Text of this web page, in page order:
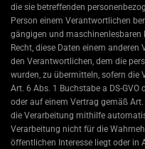
die sie betreffenden
Person einem Verantwortlichen
gängigen und
Recht, diese Daten einem
den Verantwortlichen, dem die
wurden, zu übermitteln, sofern
Art. 6 Abs. 1 Buchstabe a DS-GVO
oder auf einem Vertrag gemäß
die Verarbeitung mithilfe
Verarbeitung nicht für die
öffentlichen Interesse liegt oder in